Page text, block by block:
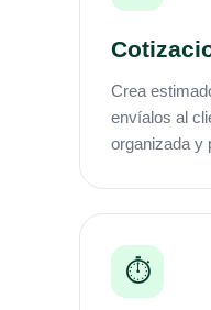
Crea
envíalos al
organizada y
⏱️